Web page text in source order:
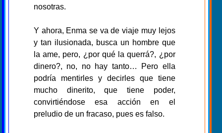
nosotras.
Y ahora, Enma se va de viaje muy lejos
y tan ilusionada, busca un hombre que
la ame, pero, ¿por qué la querrá?, ¿por
dinero?, no, no hay tanto… Pero ella
podría mentirles y decirles que tiene
mucho dinerito, que tiene poder,
convirtiéndose esa acción en el
preludio de un fracaso, pues es falso.